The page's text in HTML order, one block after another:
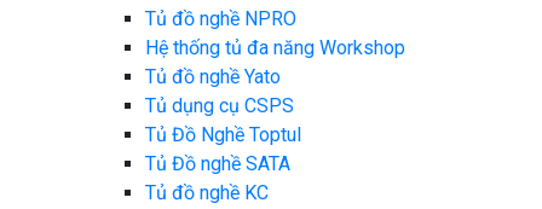
Tủ đồ nghề NPRO
Hệ thống tủ đa năng Workshop
Tủ đồ nghề Yato
Tủ dụng cụ CSPS
Tủ Đồ Nghề Toptul
Tủ Đồ nghề SATA
Tủ đồ nghề KC